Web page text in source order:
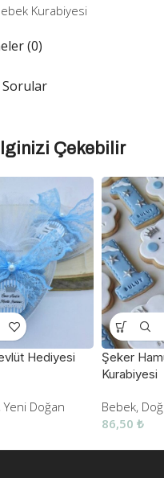
Kurabiyesi
(0)
Sorular
Çekebilir
Hediyesi
Yeni Doğan
Şeker
Kurabiyesi
Bebek,
86,50 ₺